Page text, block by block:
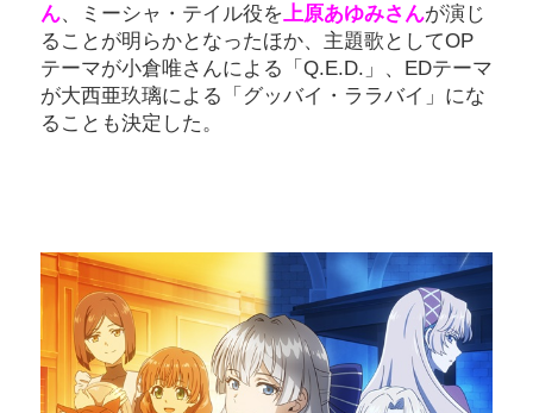
ん、ミーシャ・テイル役を上原あゆみさんが演じ
ることが明らかとなったほか、主題歌としてOP
テーマが小倉唯さんによる「Q.E.D.」、EDテーマ
が大西亜玖璃による「グッバイ・ララバイ」にな
ることも決定した。